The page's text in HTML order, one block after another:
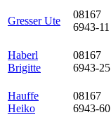
Gresser Ute
08167
6943-11
Haberl
Brigitte
08167
6943-25
Hauffe
Heiko
08167
6943-60